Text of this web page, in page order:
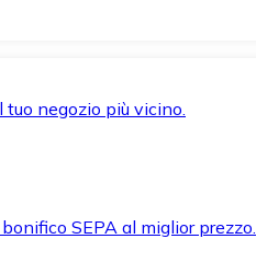
negozio più vicino.
SEPA al miglior prezzo.